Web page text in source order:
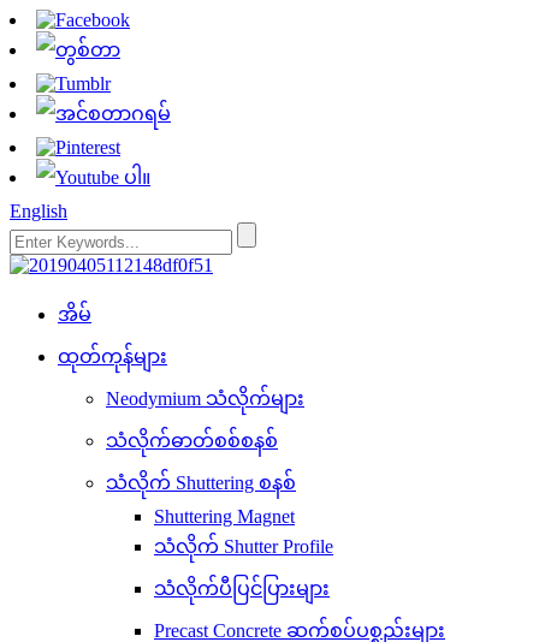
English
အိမ်
ထုတ်ကုန်များ
Neodymium သံလိုက်များ
သံလိုက်ဓာတ်စစ်စနစ်
သံလိုက် Shuttering စနစ်
Shuttering Magnet
သံလိုက် Shutter Profile
သံလိုက်ပီပြင်ပြားများ
Precast Concrete ဆက်စပ်ပစ္စည်းများ